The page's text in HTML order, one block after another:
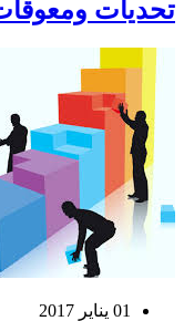
تحديات
01 يناير 2017